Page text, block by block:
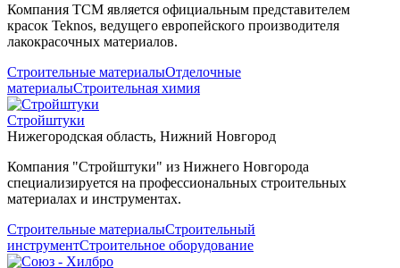
Компания ТСМ является официальным представителем
красок Teknos, ведущего европейского производителя
лакокрасочных материалов.
Строительные материалыОтделочные
материалыСтроительная химия
Стройштуки
Нижегородская область, Нижний Новгород
Компания "Стройштуки" из Нижнего Новгорода
специализируется на профессиональных строительных
материалах и инструментах.
Строительные материалыСтроительный
инструментСтроительное оборудование